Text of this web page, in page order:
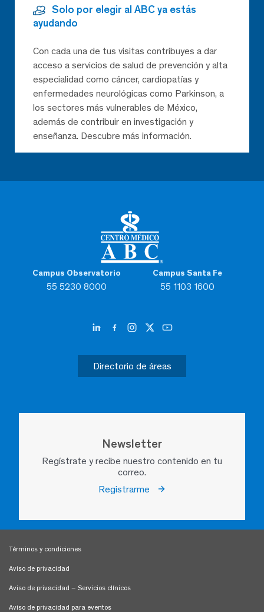
Campus Observatorio
55 5230 8000
Campus Santa Fe
55 1103 1600
Directorio de áreas
Newsletter
Regístrate y recibe nuestro contenido en tu
correo.
Registrarme
Solo por elegir al ABC ya estás
ayudando
Con cada una de tus visitas contribuyes a dar
acceso a servicios de salud de prevención y alta
especialidad como cáncer, cardiopatías y
enfermedades neurológicas como Parkinson, a
los sectores más vulnerables de México,
además de contribuir en investigación y
enseñanza. Descubre más información.
Términos y condiciones
Aviso de privacidad
Aviso de privacidad – Servicios clínicos
Aviso de privacidad para eventos